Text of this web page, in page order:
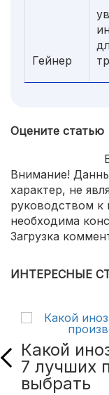
Гейнер
Оцените статью
Внимание!
характер, не
руководством к
необходима
Загрузка
ИНТЕРЕСНЫЕ
Какой
7 лучших
выбрать